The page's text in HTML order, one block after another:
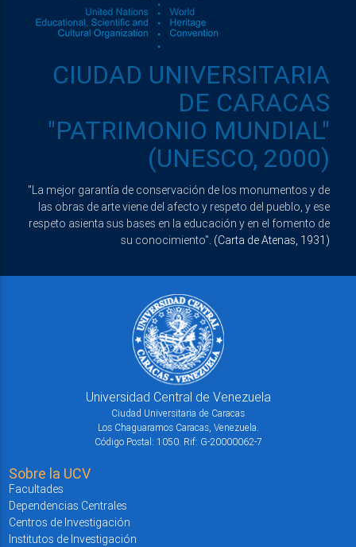
CIUDAD UNIVERSITARIA
DE CARACAS
"PATRIMONIO MUNDIAL"
(UNESCO, 2000)
"La mejor garantía de conservación de los monumentos y de
las obras de arte viene del afecto y respeto del pueblo, y ese
respeto asienta sus bases en la educación y en el fomento de
su conocimiento". (Carta de Atenas, 1931)
Universidad Central de Venezuela
Ciudad Universitaria de Caracas
Los Chaguaramos Caracas, Venezuela.
Código Postal: 1050. Rif: G-20000062-7
Sobre la UCV
Facultades
Dependencias Centrales
Centros de Investigación
Institutos de Investigación